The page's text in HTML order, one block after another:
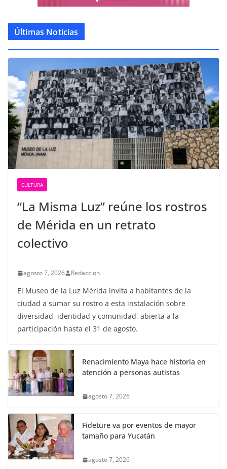
Últimas Noticias
CULTURA
“La Misma Luz” reúne los rostros
de Mérida en un retrato
colectivo
agosto 7, 2026 Redaccion
El Museo de la Luz Mérida invita a habitantes de la
ciudad a sumar su rostro a esta instalación sobre
diversidad, identidad y comunidad, abierta a la
participación hasta el 31 de agosto.
Renacimiento Maya hace historia en
atención a personas autistas
agosto 7, 2026
Fideture va por eventos de mayor
tamaño para Yucatán
agosto 7, 2026